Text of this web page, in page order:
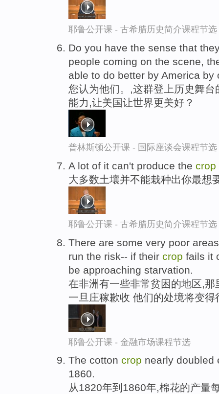
耶鲁公开课 - 古希腊历史简介课程节选
Do you have the sense that
people coming on the scene,
able to do better by America by
您认为他们。,这群登上历史舞
能力,让美国让世界更美好？
普林斯顿公开课 - 国际座谈会课程节选
A lot of it can't produce the crop
大多数土壤并不能栽种出你最想
耶鲁公开课 - 古希腊历史简介课程节选
There are some very poor
run the risk-- if their crop fails it
be approaching starvation.
在非洲有一些非常贫困的地区,
一旦庄稼歉收 他们的处境将变
耶鲁公开课 - 金融市场课程节选
The cotton crop nearly doubled
1860.
从1820年到1860年,棉花的产量